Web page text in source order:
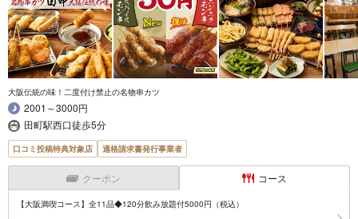
大阪伝統の味！二度付け禁止の名物串カツ
2001～3000円
田町駅西口徒歩5分
口コミ投稿特典対象店 適格請求書発行事業者
クーポン コース
【大阪満喫コース】全11品◆120分飲み放題付5000円（税込）